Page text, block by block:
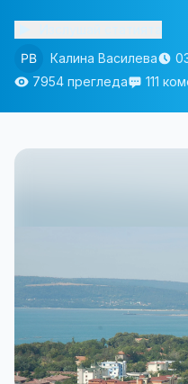
Калина Василева
7954 прегледа
111